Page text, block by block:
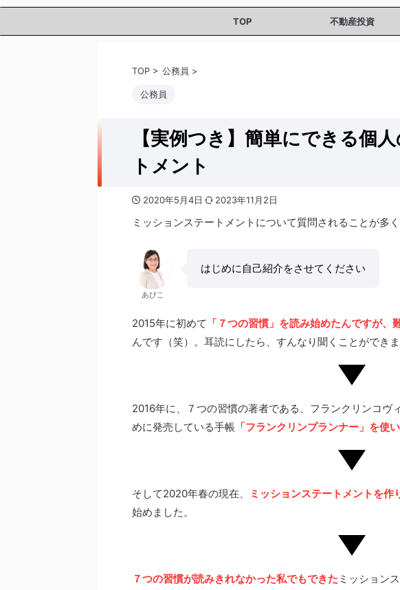
TOP 不動産投資
TOP > 公務員 >
公務員
【実例つき】簡単にできる個
トメント
2020年5月4日 2023年11月2日
ミッションステートメントについて質問されることが多く
あびこ
はじめに自己紹介をさせてください
2015年に初めて 「７つの習慣」を読み始めたんですが
んです（笑）。耳読にしたら、すんなり聞くことができ
2016年に、７つの習慣の著者である、フランクリンコヴ
めに発売している手帳 「フランクリンプランナー」を使
そして2020年春の現在、 ミッションステートメントを作
始めました。
７つの習慣が読みきれなかった私でもできた ミッション